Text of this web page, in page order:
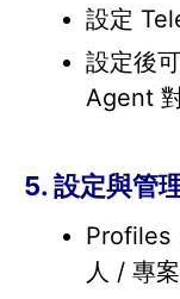
設定
設定後
Agent
5. 設定與管
Profiles
人 / 專案